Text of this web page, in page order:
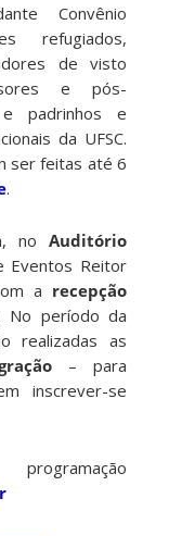
Convênio
refugiados,
de visto
e pós-
padrinhos e
da UFSC.
ser feitas até 6
.
noAuditório
Eventos Reitor
a recepção
No período da
realizadas as
– para
inscrever-se